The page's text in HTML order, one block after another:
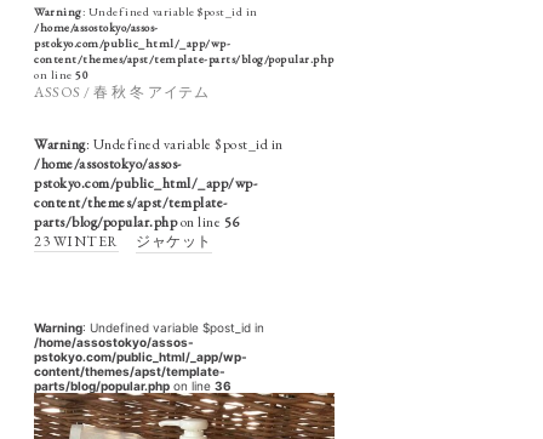
Warning: Undefined variable $post_id in
/home/assostokyo/assos-
pstokyo.com/public_html/_app/wp-
content/themes/apst/template-parts/blog/popular.php
on line 50
ASSOS / 春 秋 冬 アイテム
Warning: Undefined variable $post_id in
/home/assostokyo/assos-
pstokyo.com/public_html/_app/wp-
content/themes/apst/template-
parts/blog/popular.phpon line 56
23 WINTER
ジャケット
Warning: Undefined variable $post_id in
/home/assostokyo/assos-
pstokyo.com/public_html/_app/wp-
content/themes/apst/template-
parts/blog/popular.php on line 36